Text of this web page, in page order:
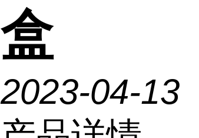
盒
2023-04-13